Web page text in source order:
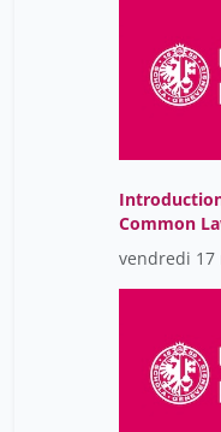
Common
vendredi 17